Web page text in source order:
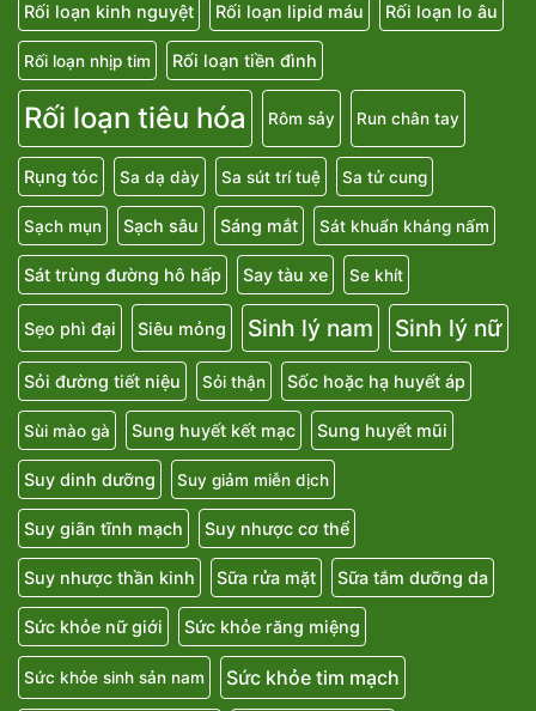
Rối loạn kinh nguyệt Rối loạn lipid máu Rối loạn lo âu
Rối loạn nhịp tim Rối loạn tiền đình
Rối loạn tiêu hóa Rôm sảy Run chân tay
Rụng tóc Sa dạ dày Sa sút trí tuệ Sa tử cung
Sạch mụn Sạch sâu Sáng mắt Sát khuẩn kháng nấm
Sát trùng đường hô hấp Say tàu xe Se khít
Sẹo phì đại Siêu mỏng Sinh lý nam Sinh lý nữ
Sỏi đường tiết niệu Sỏi thận Sốc hoặc hạ huyết áp
Sùi mào gà Sung huyết kết mạc Sung huyết mũi
Suy dinh dưỡng Suy giảm miễn dịch
Suy giãn tĩnh mạch Suy nhược cơ thể
Suy nhược thần kinh Sữa rửa mặt Sữa tắm dưỡng da
Sức khỏe nữ giới Sức khỏe răng miệng
Sức khỏe sinh sản nam Sức khỏe tim mạch